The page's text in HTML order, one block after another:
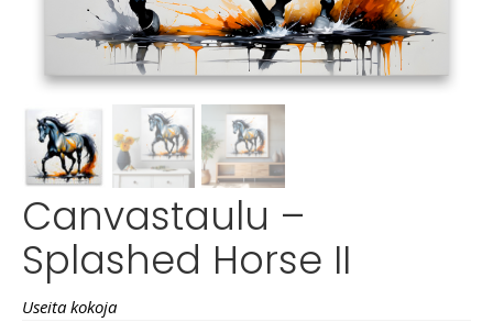
Canvastaulu –
Splashed Horse II
Useita kokoja